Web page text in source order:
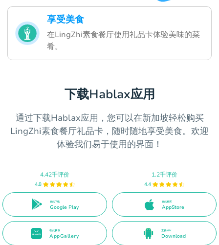
享受美食
在LingZhi素食餐厅使用礼品卡体验美味的菜
肴。
下载Hablax应用
通过下载Hablax应用，您可以在新加坡轻松购买
LingZhi素食餐厅礼品卡，随时随地享受美食。欢迎
体验我们易于使用的界面！
4.42千评价
4.8
在此下载
Google Play
1.2千评价
4.4
在此购买
AppStore
在此获取
AppGallery
直接APK
Download